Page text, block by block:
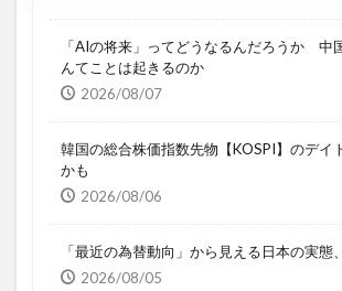
「AIの将来」ってどうなるんだろうか 中
んてことは起きるのか
2026/08/07
韓国の総合株価指数先物【KOSPI】のデイ
かも
2026/08/06
「最近の為替動向」から見える日本の実態
2026/08/05